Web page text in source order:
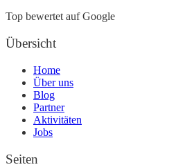
Top bewertet auf Google
Übersicht
Home
Über uns
Blog
Partner
Aktivitäten
Jobs
Seiten